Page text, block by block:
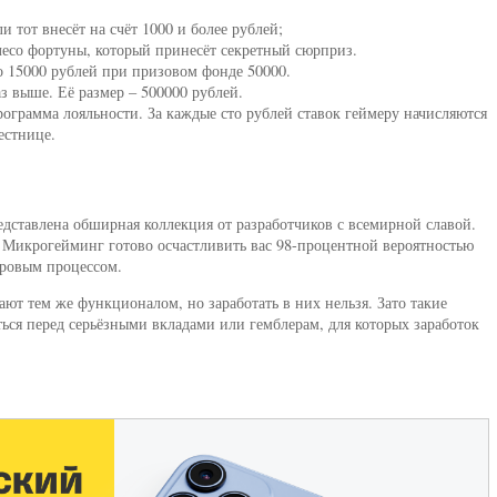
тот внесёт на счёт 1000 и более рублей;
фортуны, который принесёт секретный сюрприз.
15000 рублей при призовом фонде 50000.
выше. Её размер – 500000 рублей.
лояльности. За каждые сто рублей ставок геймеру начисляются
обширная коллекция от разработчиков с всемирной славой.
готово осчастливить вас 98-процентной вероятностью
процессом.
тем же функционалом, но заработать в них нельзя. Зато такие
перед серьёзными вкладами или гемблерам, для которых заработок